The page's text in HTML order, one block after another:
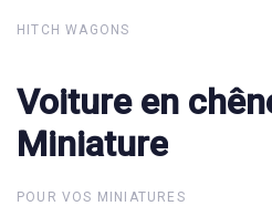
HITCH WAGONS
Voiture en
Miniature
Voiture en
Miniature
POUR VOS MINIATURES